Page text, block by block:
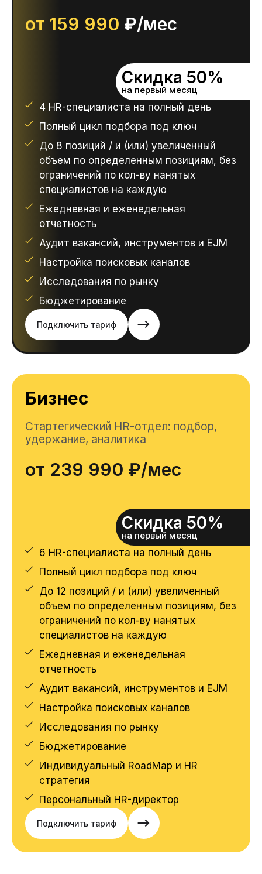
от 159 990 ₽/мес
Скидка 50%
на первый месяц
4 HR-специалиста на полный день
Полный цикл подбора под ключ
До 8 позиций / и (или) увеличенный
объем по определенным позициям, без
ограничений по кол-ву нанятых
специалистов на каждую
Ежедневная и еженедельная
отчетность
Аудит вакансий, инструментов и EJM
Настройка поисковых каналов
Исследования по рынку
Бюджетирование
Подключить тариф
Бизнес
Стартегический HR-отдел: подбор,
удержание, аналитика
от 239 990 ₽/мес
Скидка 50%
на первый месяц
6 HR-специалиста на полный день
Полный цикл подбора под ключ
До 12 позиций / и (или) увеличенный
объем по определенным позициям, без
ограничений по кол-ву нанятых
специалистов на каждую
Ежедневная и еженедельная
отчетность
Аудит вакансий, инструментов и EJM
Настройка поисковых каналов
Исследования по рынку
Бюджетирование
Индивидуальный RoadMap и HR
стратегия
Персональный HR-директор
Подключить тариф